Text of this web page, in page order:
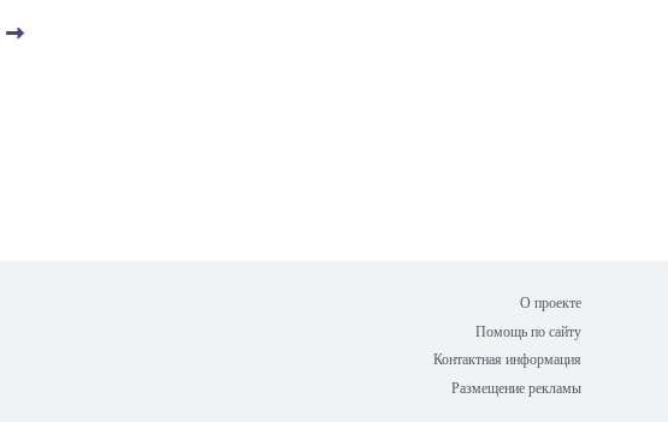
О проекте
Помощь по сайту
Контактная информация
Размещение рекламы